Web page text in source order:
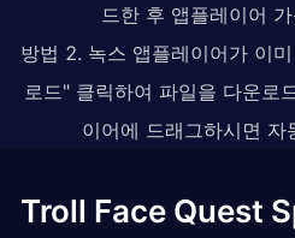
드한 후 앱플레이어
방법 2. 녹스 앱플레이어가 이
로드" 클릭하여 파일을 다운로
이어에 드래그하시면 자
Troll Face Quest